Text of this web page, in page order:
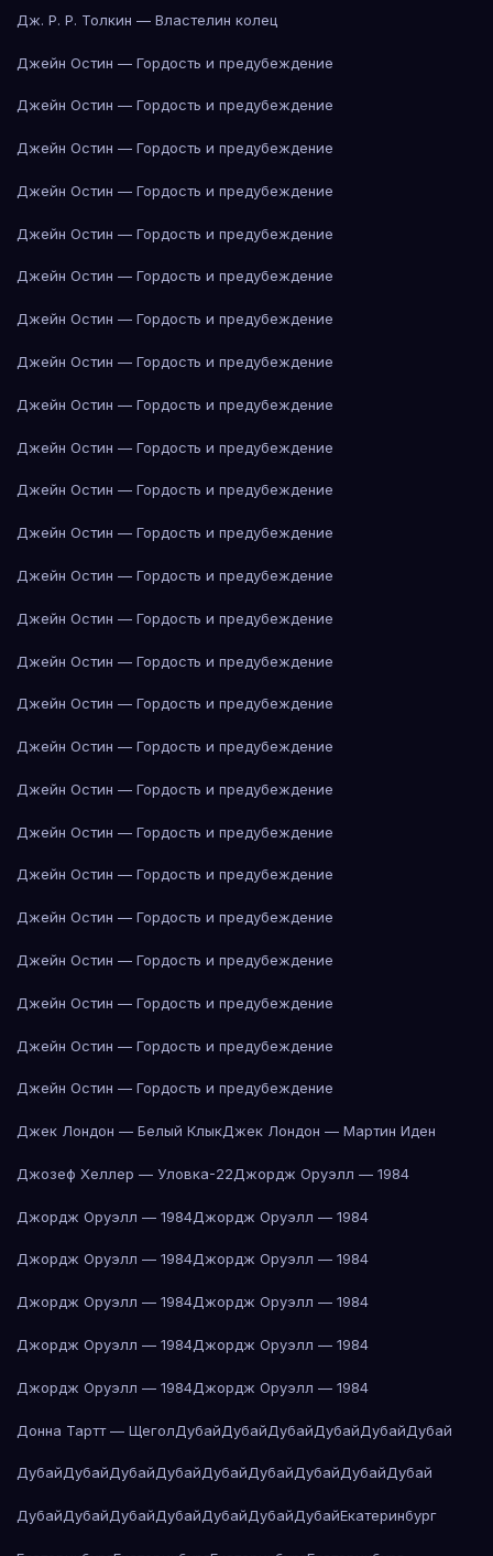
Дж. Р. Р. Толкин — Властелин колец
Джейн Остин — Гордость и предубеждение
Джейн Остин — Гордость и предубеждение
Джейн Остин — Гордость и предубеждение
Джейн Остин — Гордость и предубеждение
Джейн Остин — Гордость и предубеждение
Джейн Остин — Гордость и предубеждение
Джейн Остин — Гордость и предубеждение
Джейн Остин — Гордость и предубеждение
Джейн Остин — Гордость и предубеждение
Джейн Остин — Гордость и предубеждение
Джейн Остин — Гордость и предубеждение
Джейн Остин — Гордость и предубеждение
Джейн Остин — Гордость и предубеждение
Джейн Остин — Гордость и предубеждение
Джейн Остин — Гордость и предубеждение
Джейн Остин — Гордость и предубеждение
Джейн Остин — Гордость и предубеждение
Джейн Остин — Гордость и предубеждение
Джейн Остин — Гордость и предубеждение
Джейн Остин — Гордость и предубеждение
Джейн Остин — Гордость и предубеждение
Джейн Остин — Гордость и предубеждение
Джейн Остин — Гордость и предубеждение
Джейн Остин — Гордость и предубеждение
Джейн Остин — Гордость и предубеждение
Джек Лондон — Белый КлыкДжек Лондон — Мартин Иден
Джозеф Хеллер — Уловка-22Джордж Оруэлл — 1984
Джордж Оруэлл — 1984Джордж Оруэлл — 1984
Джордж Оруэлл — 1984Джордж Оруэлл — 1984
Джордж Оруэлл — 1984Джордж Оруэлл — 1984
Джордж Оруэлл — 1984Джордж Оруэлл — 1984
Джордж Оруэлл — 1984Джордж Оруэлл — 1984
Донна Тартт — ЩеголДубайДубайДубайДубайДубайДубай
ДубайДубайДубайДубайДубайДубайДубайДубайДубай
ДубайДубайДубайДубайДубайДубайДубайЕкатеринбург